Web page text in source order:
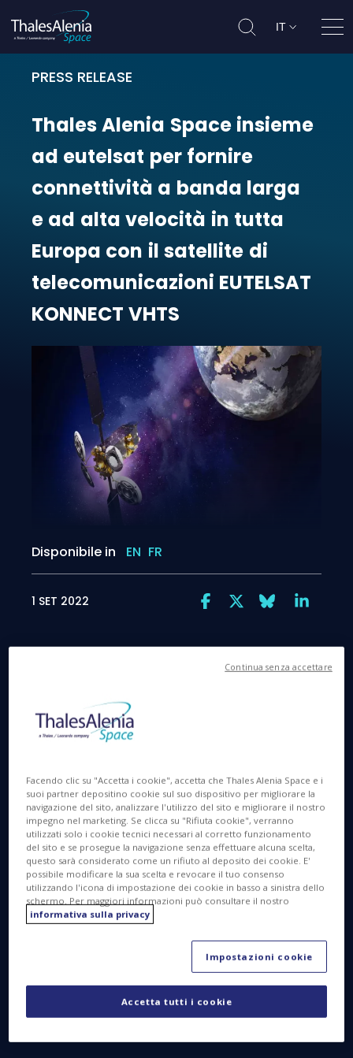
IT
PRESS RELEASE
Thales Alenia Space insieme ad
ThalesAlenia Space insieme
ad eutelsat per fornire
connettività a banda larga
e ad alta velocità in tutta
Europa con il satellite di
telecomunicazioni EUTELSAT
KONNECT VHTS
Disponibile in EN FR
1 SET 2022
rafforzerà le prestazioni e l'efficienza del
segmento di terra di Eutelsat
Cannes, 1 Settembre 2022– Thales Alenia
Space (Thales 67%, Leonardo 33%) sosterrà la
fornitura di banda larga ad alta velocità in tutta
Europa e di servizi di connettività, fornendo la
soluzione SpaceGate al satellite EUTELSAT
KONNECT VHTS.
Thales Alenia Space ha già realizzato per Eutelsat il
satellite digitale EUTELSAT KONNECT VHTS basato
sulla piattaforma interamente elettrica Spacebus
NEO, il cui lancio è previsto per il 6 settembre 2022.
Facendo clic su "Accetta i cookie", accetta che Thales Alenia Space e i
suoi partner depositino cookie sul suo dispositivo per migliorare la
navigazione del sito, analizzare l'utilizzo del sito e migliorare il nostro
impegno nel marketing. Se clicca su "Rifiuta cookie", verranno
utilizzati solo i cookie tecnici necessari al corretto funzionamento
del sito e se prosegue la navigazione senza effettuare alcuna scelta,
questo sarà considerato come un rifiuto al deposito dei cookie. E'
possibile modificare la sua scelta e revocare il tuo consenso
utilizzando l'icona di impostazione dei cookie in basso a sinistra dello
schermo. Per maggiori informazioni può consultare il nostro
informativa sulla privacy
Impostazioni cookie
Accetta tutti i cookie
Continua senza accettare